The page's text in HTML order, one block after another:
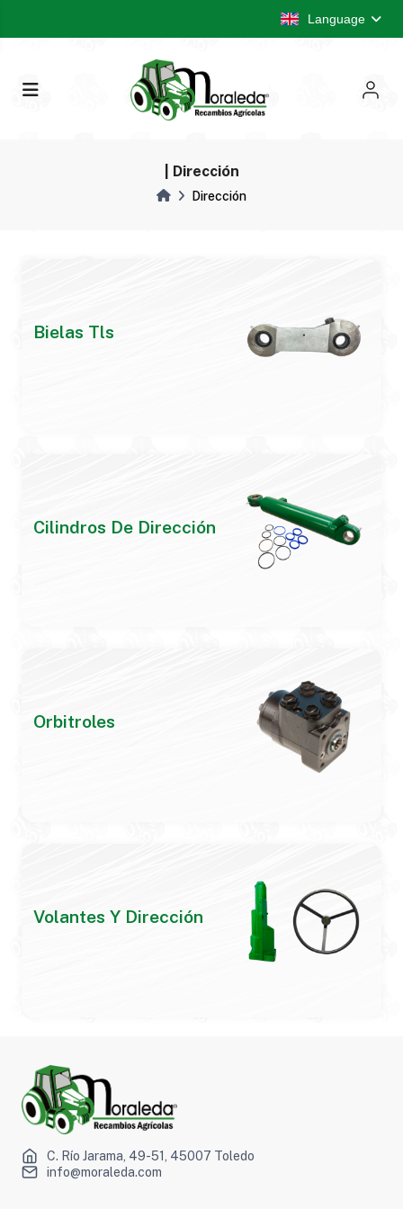
Language
| Dirección
Dirección
Bielas Tls
Cilindros De Dirección
Orbitroles
Volantes Y Dirección
C. Río Jarama, 49-51, 45007 Toledo
info@moraleda.com